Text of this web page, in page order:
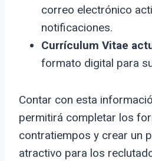
correo electrónico
notificaciones.
Currículum Vitae
formato digital para
Contar con esta
permitirá completar los
contratiempos y crear un
atractivo para los